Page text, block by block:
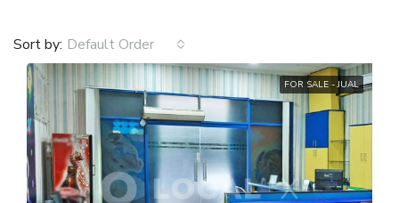
Sort by: Default Order
FOR SALE - JUAL